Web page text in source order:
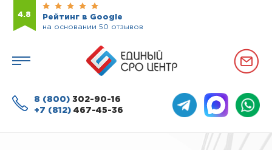
4.8
Рейтинг в Google
на основании 50 отзывов
8 (800) 302-90-16
+7 (812) 467-45-36